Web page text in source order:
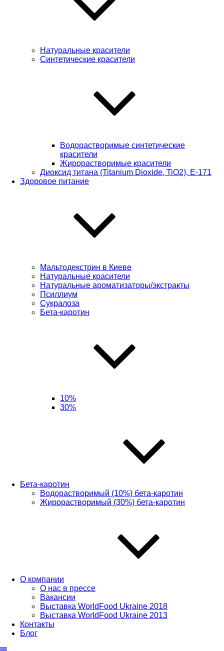
Натуральные красители
Синтетические красители
Водорастворимые синтетические
красители
Жирорастворимые красители
Диоксид титана (Titanium Dioxide, TiO2), Е-171
Здоровое питание
Мальтодекстрин в Киеве
Натуральные красители
Натуральные ароматизаторы/экстракты
Псиллиум
Сукралоза
Бета-каротин
10%
30%
Бета-каротин
Водорастворимый (10%) бета-каротин
Жирорастворимый (30%) бета-каротин
О компании
О нас в прессе
Вакансии
Выставка WorldFood Ukraine 2018
Выставка WorldFood Ukraine 2013
Контакты
Блог